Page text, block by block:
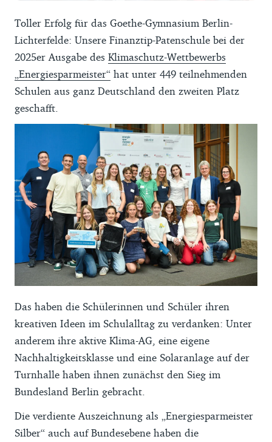
Toller Erfolg für das Goethe-Gymnasium Berlin-
Lichterfelde: Unsere Finanztip-Patenschule bei der
2025er Ausgabe des Klimaschutz-Wettbewerbs
„Energiesparmeister“ hat unter 449 teilnehmenden
Schulen aus ganz Deutschland den zweiten Platz
geschafft.
Das haben die Schülerinnen und Schüler ihren
kreativen Ideen im Schulalltag zu verdanken: Unter
anderem ihre aktive Klima-AG, eine eigene
Nachhaltigkeitsklasse und eine Solaranlage auf der
Turnhalle haben ihnen zunächst den Sieg im
Bundesland Berlin gebracht.
Die verdiente Auszeichnung als „Energiesparmeister
Silber“ auch auf Bundesebene haben die